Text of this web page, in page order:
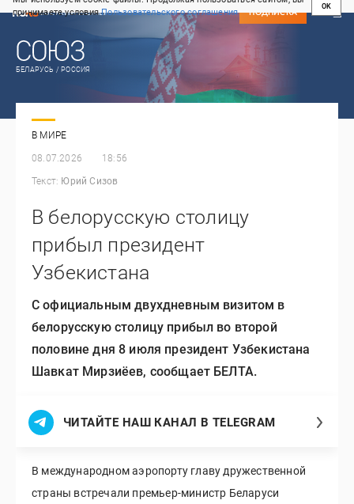
принимаете условияПользовательского соглашения
OK
СВЕЖИЙ НОМЕР
ПОДПИСКА
БЕЛАРУСЬ / РОССИЯ
В МИРЕ
08.07.2026 18:56
Текст: Юрий Сизов
В белорусскую столицу
прибыл президент
Узбекистана
С официальным двухдневным визитом в
белорусскую столицу прибыл во второй
половине дня 8 июля президент Узбекистана
Шавкат Мирзиёев, сообщает БЕЛТА.
ЧИТАЙТЕ НАШ КАНАЛ В TELEGRAM
В международном аэропорту главу дружественной
страны встречали премьер-министр Беларуси